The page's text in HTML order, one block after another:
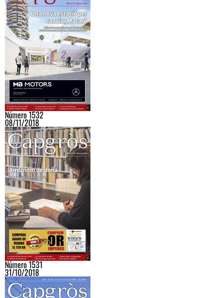
Número 1532
08/11/2018
Número 1531
31/10/2018